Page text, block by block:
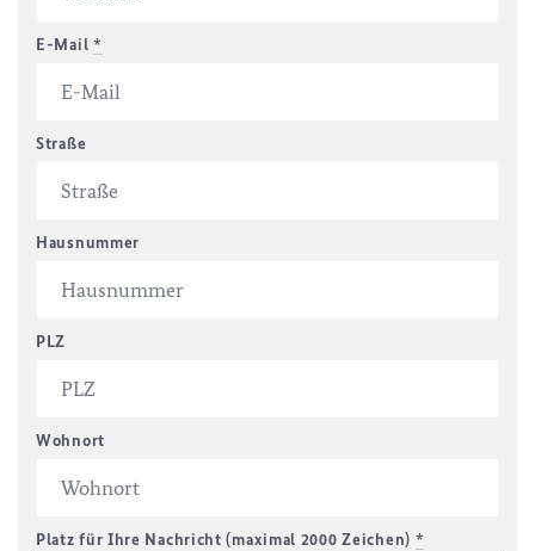
E-Mail *
Straße
Hausnummer
PLZ
Wohnort
Platz für Ihre Nachricht (maximal 2000 Zeichen) *